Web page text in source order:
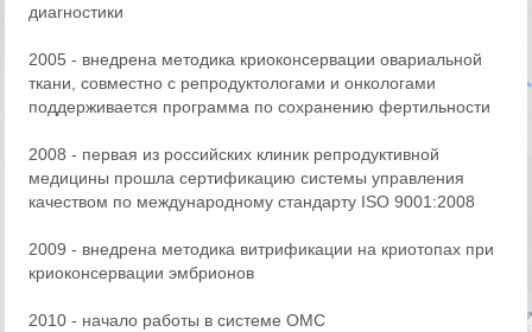
диагностики
2005 - внедрена методика криоконсервации овариальной
ткани, совместно с репродуктологами и онкологами
поддерживается программа по сохранению фертильности
2008 - первая из российских клиник репродуктивной
медицины прошла сертификацию системы управления
качеством по международному стандарту ISO 9001:2008
2009 - внедрена методика витрификации на криотопах при
криоконсервации эмбрионов
2010 - начало работы в системе ОМС